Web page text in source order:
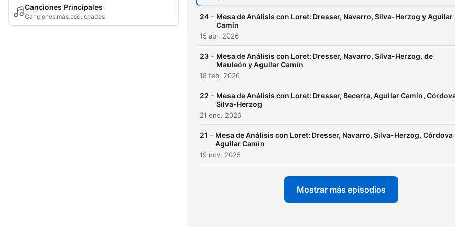
Canciones Principales
Canciones más escuchadas 24 - Mesa de Análisis con Loret: Dresser, Navarro, Silva-Herzog y Aguilar
Camín
15 abr. 2026
23 - Mesa de Análisis con Loret: Dresser, Navarro, Silva-Herzog, de
Mauleón y Aguilar Camín
18 feb. 2026
22 - Mesa de Análisis con Loret: Dresser, Becerra, Aguilar Camín,
Silva-Herzog
21 ene. 2026
21 - Mesa de Análisis con Loret: Dresser, Navarro, Silva-Herzog, Córdova
Aguilar Camín
19 nov. 2025
Mostrar más episodios